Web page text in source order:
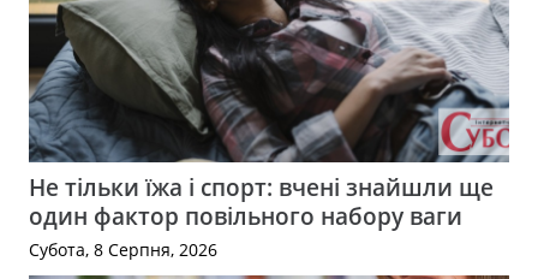
Не тільки їжа і спорт: вчені знайшли ще
один фактор повільного набору ваги
Субота, 8 Серпня, 2026